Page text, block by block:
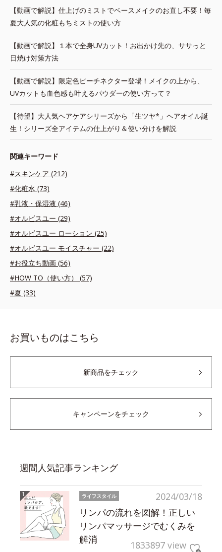
【動画で解説】仕上げのミストでベースメイクのお直し不要！毎
夏大人気の化粧もちミストの使い方
【動画で解説】１本で全身UVカット！お出かけ先の、ササっと
日焼け対策方法
【動画で解説】限定色ピーチネクター登場！メイクの上から、
UVカットも血色感も叶えるパウダーの使い方って？
【待望】大人気ヘアケアシリーズから「生ツヤ*」ヘアオイル誕
生！シリーズ全アイテムの仕上がり＆使い分けを解説
関連キーワード
#スキンケア (212)
#化粧水 (73)
#乳液・保湿液 (46)
#オルビスユー (29)
#オルビスユー ローション (25)
#オルビスユー モイスチャー (22)
#お役立ち動画 (56)
#HOW TO（使い方） (57)
#夏 (33)
お買いものはこちら
新商品をチェック
キャンペーンをチェック
週間人気記事ランキング
2024/03/18
ライフスタイル
リンパの流れを図解！正しい
リンパマッサージでむくみを
解消
1833897 view